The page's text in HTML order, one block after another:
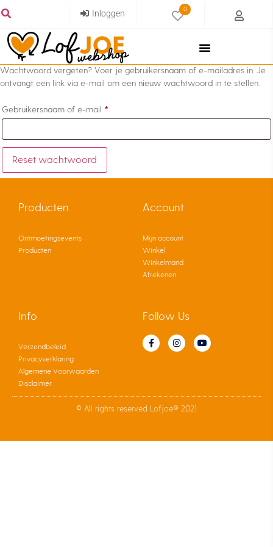
Inloggen 0
Wachtwoord vergeten? Voer je gebruikersnaam of e-mailadres in. Je
ontvangt een link via e-mail om een nieuw wachtwoord in te stellen.
Gebruikersnaam of e-mail *
Reset wachtwoord
Producten
Ontmoetingsevents
Producten
Account
Mijn account
Winkel
Winkelmand
Afrekenen
Info
Verzendbeleid
Privacyverklaring
Algemene Voorwaarden
Disclaimer
Follow Us
© All rights reserved Lofjoe® 2021